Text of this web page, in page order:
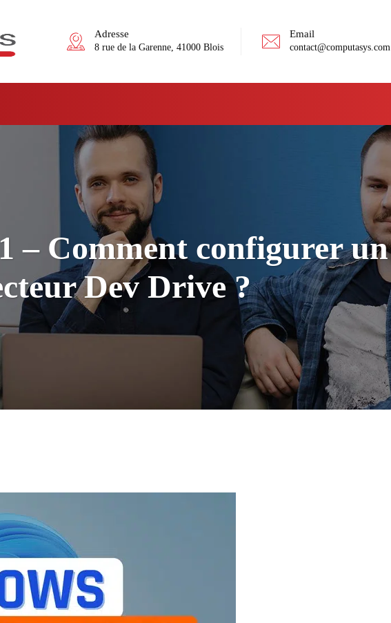
Adresse
8 rue de la Garenne, 41000 Blois
Email
contact@computasys.com
– Comment configurer un
Dev Drive ?